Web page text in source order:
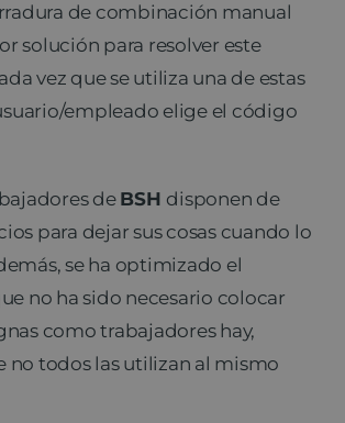
de combinación manual
solución para resolver este
vez que se utiliza una de estas
empleado elige el código
de BSH disponen de
para dejar sus cosas cuando lo
se ha optimizado el
no ha sido necesario colocar
como trabajadores hay,
no todos las utilizan al mismo